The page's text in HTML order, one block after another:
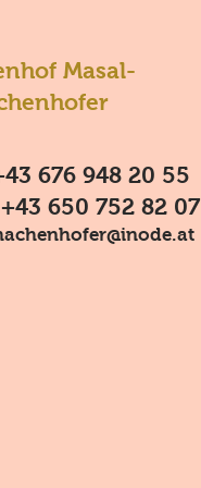
Masal-
676 948 20 55
650 752 82 07